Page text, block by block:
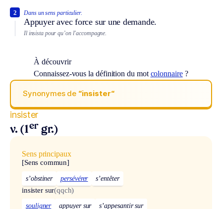
Dans un sens particulier.
Appuyer avec force sur une demande.
2
Il insista pour qu’on l’accompagne.
À découvrir
Connaissez-vous la définition du mot colonnaire?
Synonymes de “insister“
insister
v. (1er gr.)
Sens principaux
[Sens commun]
s’obstiner persévérer s’entêter
insister sur(qqch)
souligner appuyer sur
s’appesantir sur